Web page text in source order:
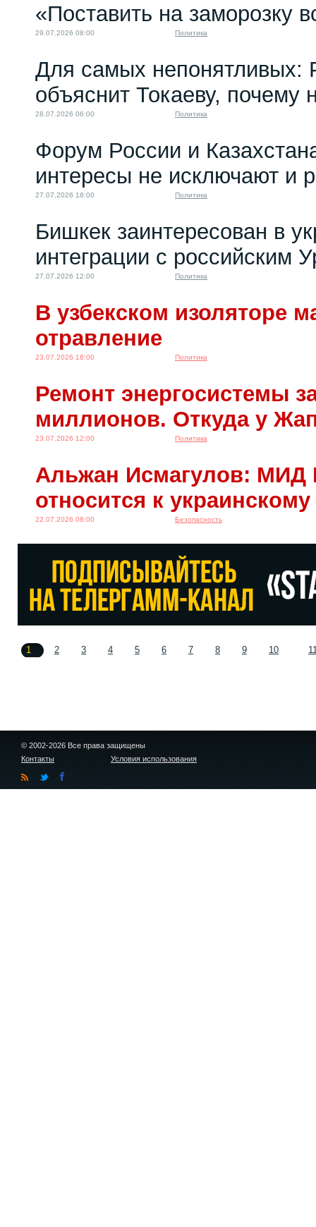
Украине для властей...
«Поставить на заморозку
29.07.2026 08:00 Политика
Для самых непонятливых:
объяснит Токаеву,
28.07.2026 06:00 Политика
Форум России и
интересы не исключают и
27.07.2026 18:00 Политика
Бишкек заинтересован в
интеграции с российским
27.07.2026 12:00 Политика
В узбекском изоляторе
отравление
23.07.2026 18:00 Политика
Ремонт энергосистемы
миллионов. Откуда у
23.07.2026 12:00 Политика
Альжан Исмагулов: МИД
относится к
22.07.2026 08:00 Безопасность
1 2 3 4 5 6 7 8 9 10
© 2002-2026 Все права защищены
Контакты
Условия использования